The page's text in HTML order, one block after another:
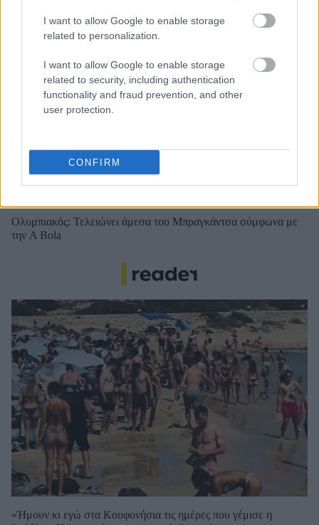
I want to allow Google to enable storage
related to personalization.
I want to allow Google to enable storage
related to security, including authentication
functionality and fraud prevention, and other
user protection.
CONFIRM
Νέντοβιτς για Γουόκαπ: «Είναι από τους πιο... βρώμικους
παίκτες της EuroLeague, αλλά τόσο καλό παιδί!»
Ολυμπιακός: Τελειώνει άμεσα του Μπραγκάντσα σύμφωνα με
την A Bola
«Ήμουν κι εγώ στα Κουφονήσια τις ημέρες που γέμισε η